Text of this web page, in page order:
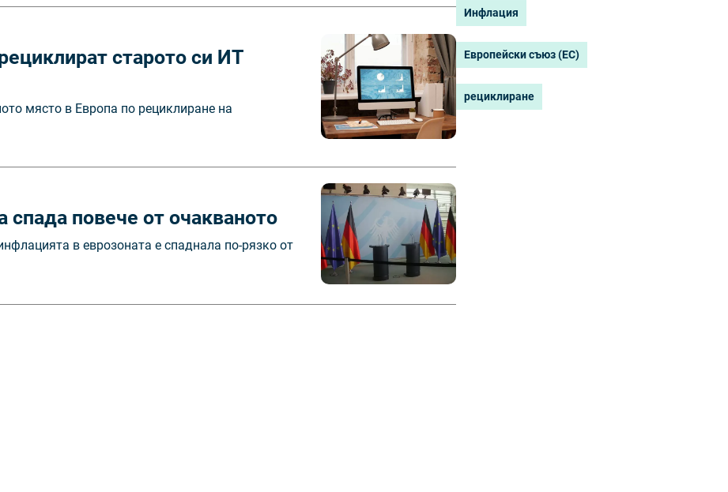
старото си ИТ
място в Европа по рециклиране на
спада повече от очакваното
в еврозоната е спаднала по-рязко от
Инфлация
Европейски съюз (ЕС)
рециклиране